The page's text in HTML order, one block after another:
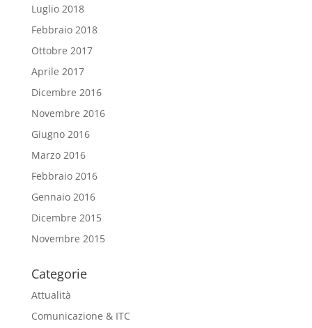
Luglio 2018
Febbraio 2018
Ottobre 2017
Aprile 2017
Dicembre 2016
Novembre 2016
Giugno 2016
Marzo 2016
Febbraio 2016
Gennaio 2016
Dicembre 2015
Novembre 2015
Categorie
Attualità
Comunicazione & ITC